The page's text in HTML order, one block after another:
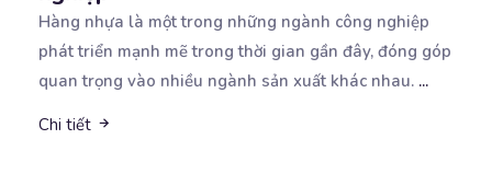
Hàng nhựa là một trong những ngành công nghiệp
phát triển mạnh mẽ trong thời gian gần đây, đóng góp
quan trọng vào nhiều ngành sản xuất khác nhau. ...
Chi tiết